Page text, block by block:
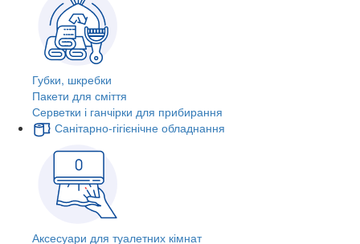
Губки, шкребки
Пакети для сміття
Серветки і ганчірки для прибирання
Санітарно-гігієнічне обладнання
Аксесуари для туалетних кімнат